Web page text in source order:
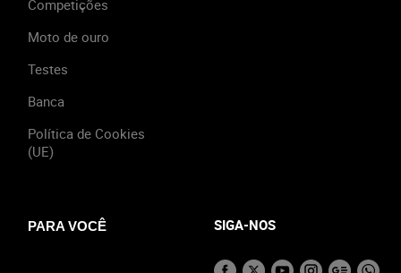
Competições
Moto de ouro
Testes
Banca
Política de Cookies
(UE)
PARA VOCÊ SIGA-NOS